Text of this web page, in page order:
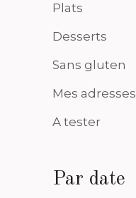
Plats
Desserts
Sans gluten
Mes adresses
A tester
Par date